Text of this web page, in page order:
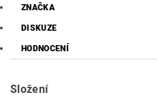
ZNAČKA
DISKUZE
HODNOCENÍ
Složení